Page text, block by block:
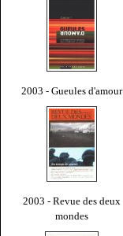
2003 - Gueules d'amour
2003 - Revue des deux
mondes